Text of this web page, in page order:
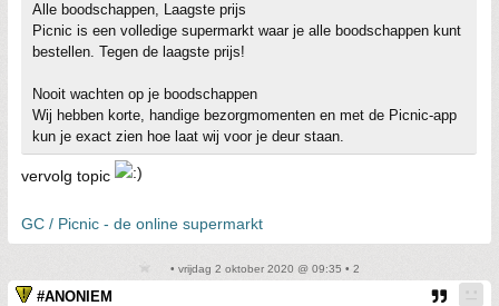
Alle boodschappen, Laagste prijs
Picnic is een volledige supermarkt waar je alle boodschappen kunt
bestellen. Tegen de laagste prijs!
Nooit wachten op je boodschappen
Wij hebben korte, handige bezorgmomenten en met de Picnic-app
kun je exact zien hoe laat wij voor je deur staan.
vervolg topic
GC / Picnic - de online supermarkt
• vrijdag 2 oktober 2020 @ 09:35 • 2
#ANONIEM